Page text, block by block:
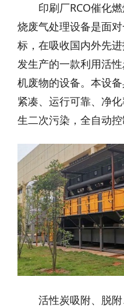
印刷厂RCO催化
烧废气处理设备是面
标，在吸收国内外先
发生产的一款利用活
机废物的设备。本设
紧凑、运行可靠、净
生二次污染，全自动控
活性炭吸附、脱